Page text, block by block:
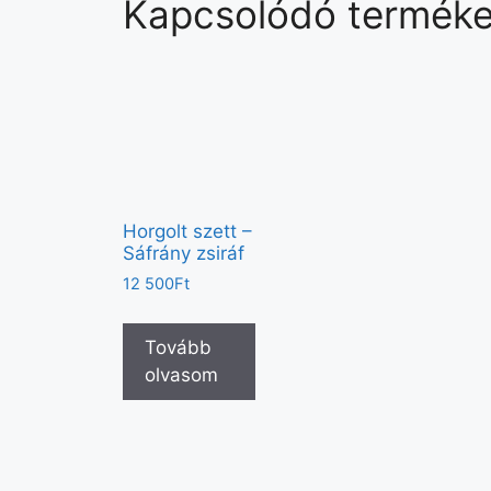
Kapcsolódó
Horgolt szett –
Sáfrány zsiráf
12 500Ft
Tovább
olvasom